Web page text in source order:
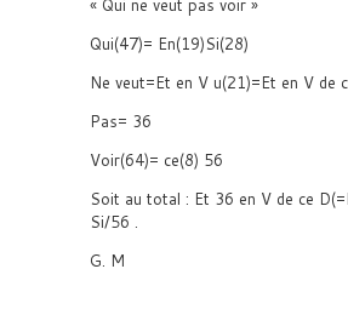
« Qui ne veut pas voir »
Qui(47)= En(19)Si(28)
Ne veut=Et en V u(21)=Et en V de
Pas= 36
Voir(64)= ce(8) 56
Soit au total : Et 36 en V de ce
Si/56 .
G. M